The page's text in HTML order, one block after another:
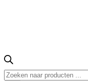
Producten